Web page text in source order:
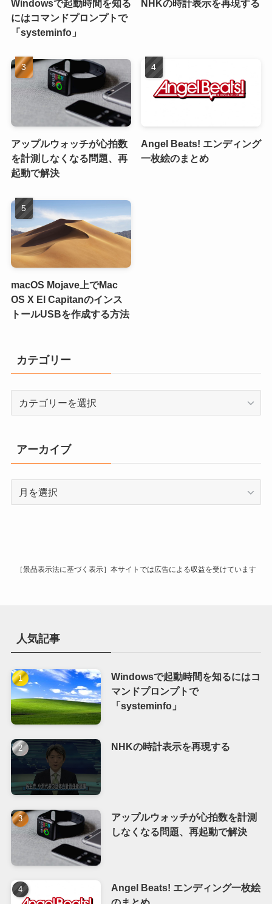
Windowsで起動時間を知る
にはコマンドプロンプトで
「systeminfo」
NHKの時計表示を再現する
アップルウォッチが心拍数
を計測しなくなる問題、再
起動で解決
Angel Beats! エンディング
一枚絵のまとめ
macOS Mojave上でMac
OS X El Capitanのインス
トールUSBを作成する方法
カテゴリー
ー
アーカイブ
［景品表示法に基づく表示］本サイトでは広告による収益を受けています
人気記事
Windowsで起動時間を知るにはコ
マンドプロンプトで
「systeminfo」
NHKの時計表示を再現する
アップルウォッチが心拍数を計測
しなくなる問題、再起動で解決
Angel Beats! エンディング一枚絵